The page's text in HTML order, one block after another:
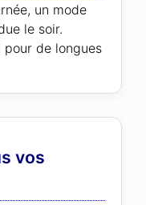
un mode
le soir.
pour de longues
vos